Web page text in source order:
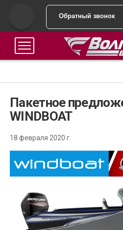
Обратный звонок
Пакетное
WINDBOAT
18 февраля 2020 г.